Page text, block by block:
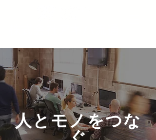
​人とモノをつな